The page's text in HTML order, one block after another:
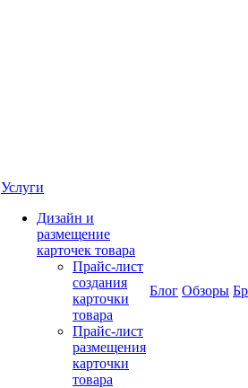
Услуги
Дизайн и
размещение
карточек товара
Прайс-лист
создания
карточки
товара
Прайс-лист
размещения
карточки
товара
Блог Обзоры